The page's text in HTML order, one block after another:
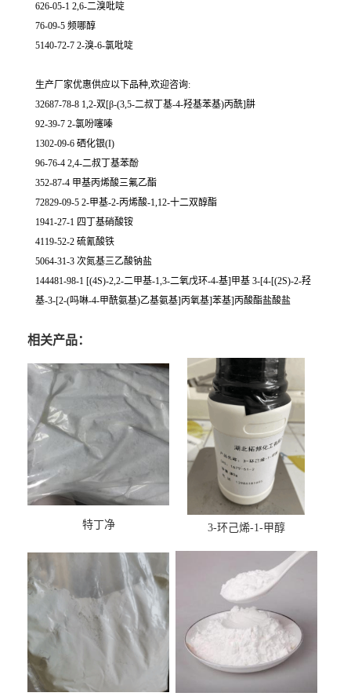
626-05-1 2,6-二溴吡啶
76-09-5 频哪醇
5140-72-7 2-溴-6-氯吡啶
生产厂家优惠供应以下品种,欢迎咨询:
32687-78-8 1,2-双[β-(3,5-二叔丁基-4-羟基苯基)丙酰]肼
92-39-7 2-氯吩噻嗪
1302-09-6 硒化银(I)
96-76-4 2,4-二叔丁基苯酚
352-87-4 甲基丙烯酸三氟乙酯
72829-09-5 2-甲基-2-丙烯酸-1,12-十二双醇酯
1941-27-1 四丁基硝酸铵
4119-52-2 硫氰酸铁
5064-31-3 次氮基三乙酸钠盐
144481-98-1 [(4S)-2,2-二甲基-1,3-二氧戊环-4-基]甲基 3-[4-[(2S)-2-羟
基-3-[2-(吗啉-4-甲酰氨基)乙基氨基]丙氧基]苯基]丙酸酯盐酸盐
相关产品：
特丁净 3-环己烯-1-甲醇